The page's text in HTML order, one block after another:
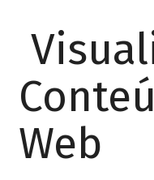
Web